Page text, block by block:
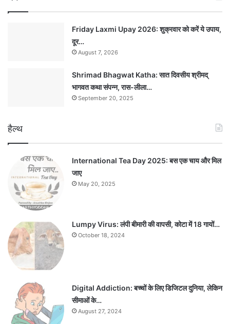
Friday Laxmi Upay 2026: शुक्रवार को करें ये उपाय,
दूर…
August 7, 2026
Shrimad Bhagwat Katha: सात दिवसीय श्रीमद्
भागवत कथा संपन्न, रास-लीला…
September 20, 2025
हैल्थ
International Tea Day 2025: बस एक चाय और मिल
जाए
May 20, 2025
Lumpy Virus: लंपी बीमारी की वापसी, कोटा में 18 गायों…
October 18, 2024
Digital Addiction: बच्चों के लिए डिजिटल दुनिया, लेकिन
सीमाओं के…
August 27, 2024